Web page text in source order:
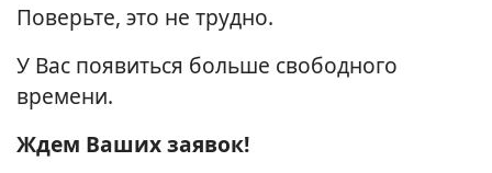
Поверьте, это не трудно.
У Вас появиться больше свободного
времени.
Ждем Ваших заявок!